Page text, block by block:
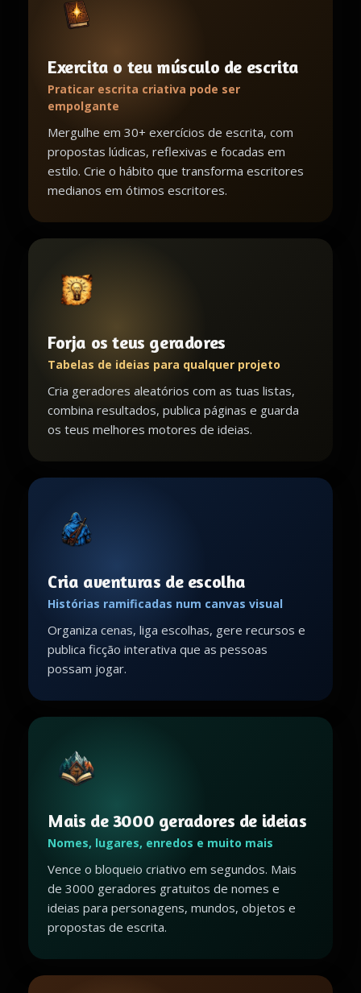
Exercita o teu músculo de escrita
Praticar escrita criativa pode ser
empolgante
Mergulhe em 30+ exercícios de escrita, com
propostas lúdicas, reflexivas e focadas em
estilo. Crie o hábito que transforma escritores
medianos em ótimos escritores.
Forja os teus geradores
Tabelas de ideias para qualquer projeto
Cria geradores aleatórios com as tuas listas,
combina resultados, publica páginas e guarda
os teus melhores motores de ideias.
Cria aventuras de escolha
Histórias ramificadas num canvas visual
Organiza cenas, liga escolhas, gere recursos e
publica ficção interativa que as pessoas
possam jogar.
Mais de 3000 geradores de ideias
Nomes, lugares, enredos e muito mais
Vence o bloqueio criativo em segundos. Mais
de 3000 geradores gratuitos de nomes e
ideias para personagens, mundos, objetos e
propostas de escrita.